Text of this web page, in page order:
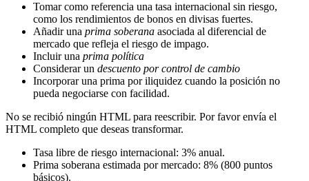
Tomar como referencia una tasa internacional sin riesgo,
como los rendimientos de bonos en divisas fuertes.
Añadir una prima soberana asociada al diferencial de
mercado que refleja el riesgo de impago.
Incluir una prima política
Considerar un descuento por control de cambio
Incorporar una prima por iliquidez cuando la posición no
pueda negociarse con facilidad.
No se recibió ningún HTML para reescribir. Por favor envía el
HTML completo que deseas transformar.
Tasa libre de riesgo internacional: 3% anual.
Prima soberana estimada por mercado: 8% (800 puntos
básicos).